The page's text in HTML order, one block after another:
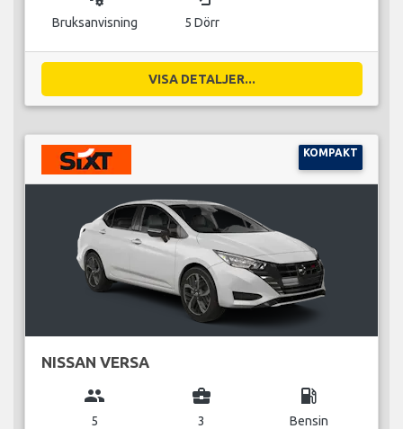
Bruksanvisning 5 Dörr
VISA DETALJER...
KOMPAKT
NISSAN VERSA
group
5
business_center
3
local_gas_station
Bensin